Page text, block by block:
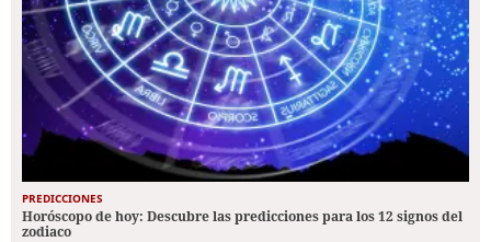
PREDICCIONES
Horóscopo de hoy: Descubre las predicciones para los 12 signos del
zodiaco